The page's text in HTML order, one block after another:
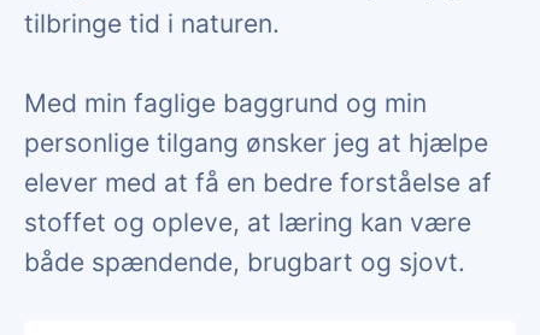
tilbringe tid i naturen.
Med min faglige baggrund og min
personlige tilgang ønsker jeg at hjælpe
elever med at få en bedre forståelse af
stoffet og opleve, at læring kan være
både spændende, brugbart og sjovt.